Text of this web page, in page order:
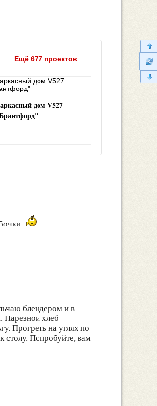
Ещё 677 проектов
дом V527
блендером и в
Нарезной хлеб
Прогреть на углях по
столу. Попробуйте, вам